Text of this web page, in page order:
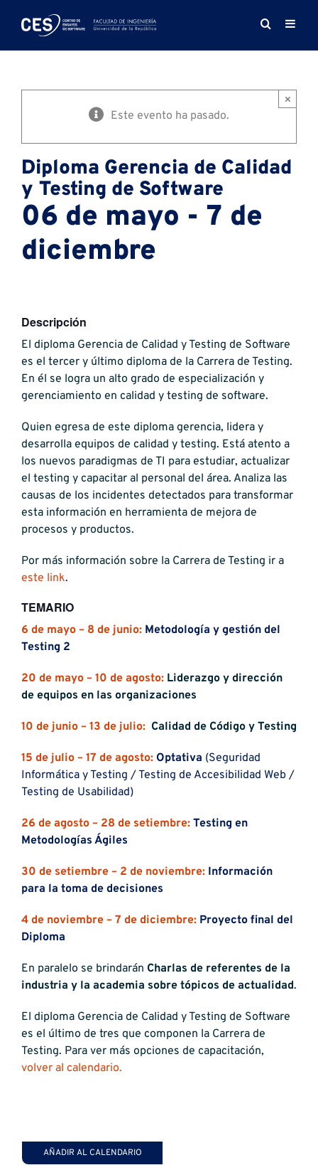
Este evento ha pasado.
×
Diploma Gerencia de Calidad
y Testing de Software
06 de mayo - 7 de
diciembre
Descripción
El diploma Gerencia de Calidad y Testing de Software
es el tercer y último diploma de la Carrera de Testing.
En él se logra un alto grado de especialización y
gerenciamiento en calidad y testing de software.
Quien egresa de este diploma gerencia, lidera y
desarrolla equipos de calidad y testing. Está atento a
los nuevos paradigmas de TI para estudiar, actualizar
el testing y capacitar al personal del área. Analiza las
causas de los incidentes detectados para transformar
esta información en herramienta de mejora de
procesos y productos.
Por más información sobre la Carrera de Testing ir a
este link.
TEMARIO
6 de mayo – 8 de junio: Metodología y gestión del
Testing 2
20 de mayo – 10 de agosto: Liderazgo y dirección
de equipos en las organizaciones
10 de junio – 13 de julio: Calidad de Código y Testing
15 de julio – 17 de agosto: Optativa (Seguridad
Informática y Testing / Testing de Accesibilidad Web /
Testing de Usabilidad)
26 de agosto – 28 de setiembre: Testing en
Metodologías Ágiles
30 de setiembre – 2 de noviembre: Información
para la toma de decisiones
4 de noviembre – 7 de diciembre: Proyecto final del
Diploma
En paralelo se brindarán Charlas de referentes de la
industria y la academia sobre tópicos de actualidad.
El diploma Gerencia de Calidad y Testing de Software
es el último de tres que componen la Carrera de
Testing. Para ver más opciones de capacitación,
volver al calendario.
AÑADIR AL CALENDARIO